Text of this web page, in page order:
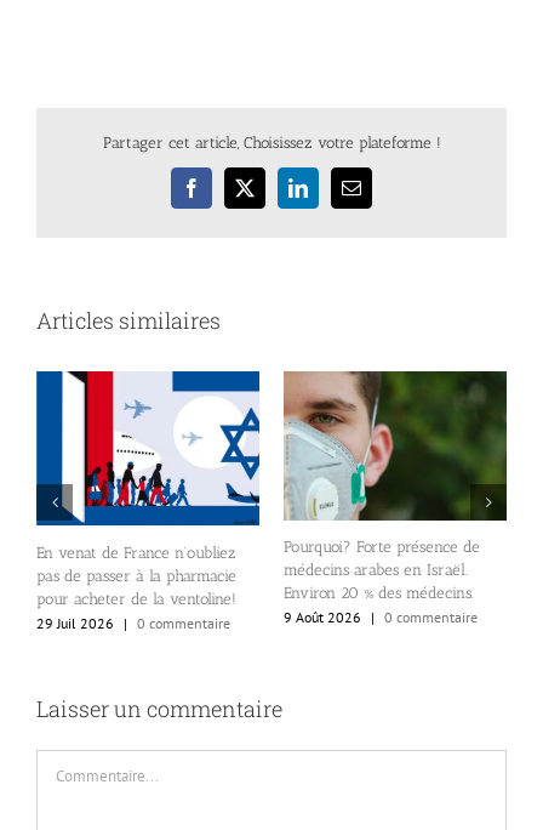
Partager cet article, Choisissez votre plateforme !
Facebook
X LinkedInEmail
Articles similaires
En venat de France n’oubliez
pas de passer à la pharmacie
pour acheter de la ventoline!
29 Juil 2026
| 0 commentaire
Pourquoi? Forte présence de
médecins arabes en Israël.
Environ 20 % des médecins.
9 Août 2026
| 0 commentaire
Laisser un commentaire